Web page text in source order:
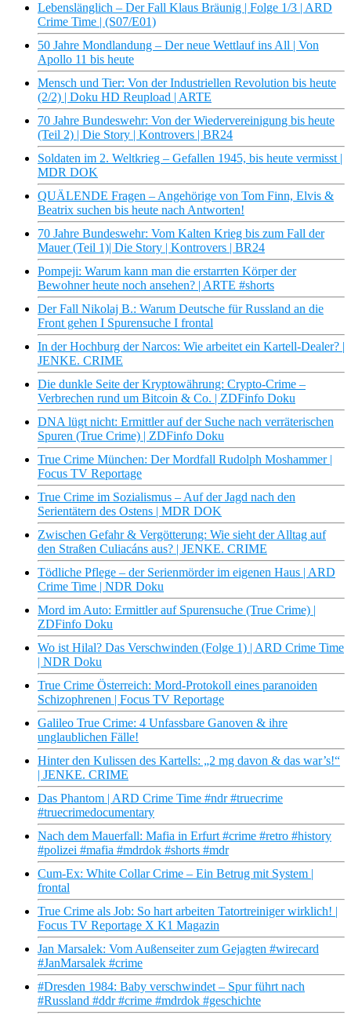
Lebenslänglich – Der Fall Klaus Bräunig | Folge 1/3 | ARD
Crime Time | (S07/E01)
50 Jahre Mondlandung – Der neue Wettlauf ins All | Von
Apollo 11 bis heute
Mensch und Tier: Von der Industriellen Revolution bis heute
(2/2) | Doku HD Reupload | ARTE
70 Jahre Bundeswehr: Von der Wiedervereinigung bis heute
(Teil 2) | Die Story | Kontrovers | BR24
Soldaten im 2. Weltkrieg – Gefallen 1945, bis heute vermisst |
MDR DOK
QUÄLENDE Fragen – Angehörige von Tom Finn, Elvis &
Beatrix suchen bis heute nach Antworten!
70 Jahre Bundeswehr: Vom Kalten Krieg bis zum Fall der
Mauer (Teil 1)| Die Story | Kontrovers | BR24
Pompeji: Warum kann man die erstarrten Körper der
Bewohner heute noch ansehen? | ARTE #shorts
Der Fall Nikolaj B.: Warum Deutsche für Russland an die
Front gehen I Spurensuche I frontal
In der Hochburg der Narcos: Wie arbeitet ein Kartell-Dealer? |
JENKE. CRIME
Die dunkle Seite der Kryptowährung: Crypto-Crime –
Verbrechen rund um Bitcoin & Co. | ZDFinfo Doku
DNA lügt nicht: Ermittler auf der Suche nach verräterischen
Spuren (True Crime) | ZDFinfo Doku
True Crime München: Der Mordfall Rudolph Moshammer |
Focus TV Reportage
True Crime im Sozialismus – Auf der Jagd nach den
Serientätern des Ostens | MDR DOK
Zwischen Gefahr & Vergötterung: Wie sieht der Alltag auf
den Straßen Culiacáns aus? | JENKE. CRIME
Tödliche Pflege – der Serienmörder im eigenen Haus | ARD
Crime Time | NDR Doku
Mord im Auto: Ermittler auf Spurensuche (True Crime) |
ZDFinfo Doku
Wo ist Hilal? Das Verschwinden (Folge 1) | ARD Crime Time
| NDR Doku
True Crime Österreich: Mord-Protokoll eines paranoiden
Schizophrenen | Focus TV Reportage
Galileo True Crime: 4 Unfassbare Ganoven & ihre
unglaublichen Fälle!
Hinter den Kulissen des Kartells: „2 mg davon & das war’s!“
| JENKE. CRIME
Das Phantom | ARD Crime Time #ndr #truecrime
#truecrimedocumentary
Nach dem Mauerfall: Mafia in Erfurt #crime #retro #history
#polizei #mafia #mdrdok #shorts #mdr
Cum-Ex: White Collar Crime – Ein Betrug mit System |
frontal
True Crime als Job: So hart arbeiten Tatortreiniger wirklich! |
Focus TV Reportage X K1 Magazin
Jan Marsalek: Vom Außenseiter zum Gejagten #wirecard
#JanMarsalek #crime
#Dresden 1984: Baby verschwindet – Spur führt nach
#Russland #ddr #crime #mdrdok #geschichte